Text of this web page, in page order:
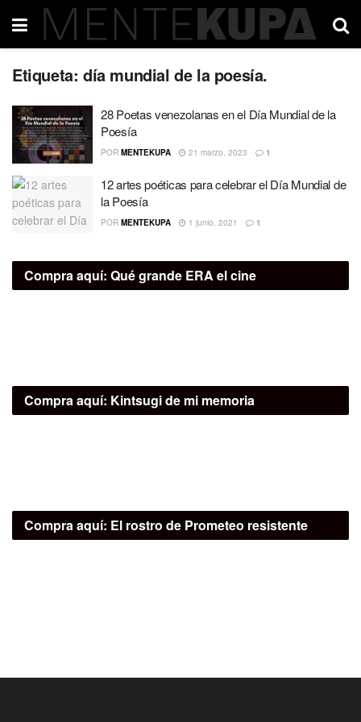
Etiqueta: día mundial de la poesía.
28 Poetas venezolanas en el Día Mundial de la
Poesía
POR MENTEKUPA 21 marzo, 2023 1
12 artes poéticas para celebrar el Día Mundial de
la Poesía
POR MENTEKUPA 1 junio, 2021 1
Compra aquí: Qué grande ERA el cine
Compra aquí: Kintsugi de mi memoria
Compra aquí: El rostro de Prometeo resistente